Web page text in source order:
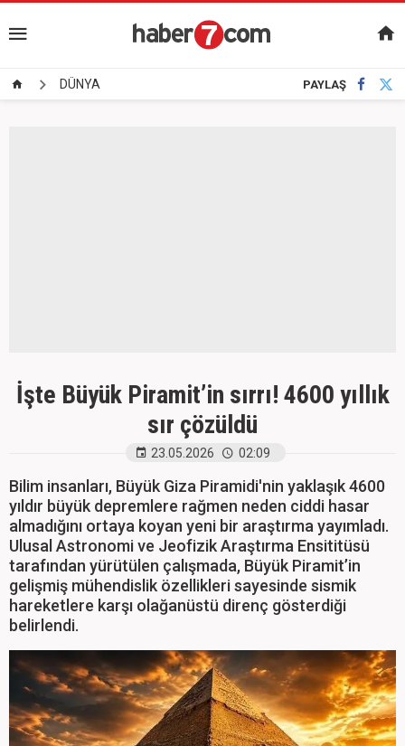
DÜNYA PAYLAŞ
İşte Büyük Piramit’in sırrı! 4600 yıllık
sır çözüldü
23.05.2026 02:09
Bilim insanları, Büyük Giza Piramidi'nin yaklaşık 4600
yıldır büyük depremlere rağmen neden ciddi hasar
almadığını ortaya koyan yeni bir araştırma yayımladı.
Ulusal Astronomi ve Jeofizik Araştırma Ensititüsü
tarafından yürütülen çalışmada, Büyük Piramit’in
gelişmiş mühendislik özellikleri sayesinde sismik
hareketlere karşı olağanüstü direnç gösterdiği
belirlendi.